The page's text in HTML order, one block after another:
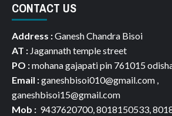
CONTACT US
Address :Ganesh Chandra Bisoi
AT : Jagannath temple street
PO :mohana gajapati pin 761015
Email :ganeshbisoi010@gmail.com ,
ganeshbisoi15@gmail.com
Mob : 9437620700, 8018150533,